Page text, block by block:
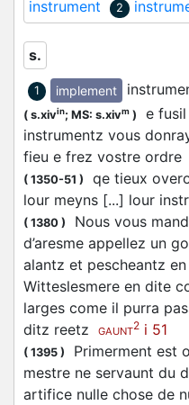
instrument
2
s.
1 implement
( s.xivin; MS: s.xivm )
e
instrumentz vous
fieu e frez vostre ordre
( 1350-51 )
qe tieux
lour meyns [...] lour
( 1380 )
Nous vous
d’aresme appellez un
alantz et pescheantz
Witteslesmere en dite
larges come il purra
ditz reetz
GAUNT2 i 51
( 1395 )
Primerment est
mestre ne servaunt du
artifice nulle chose de